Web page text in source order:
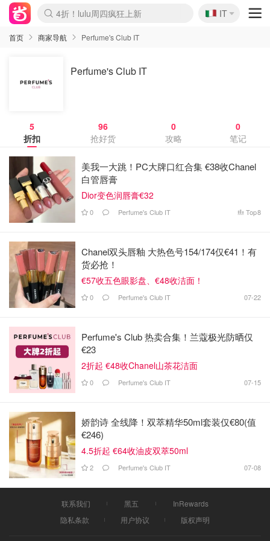
Boticinal 夏促开抢！
4折！lulu周四疯狂上新
速领！Stanley独家85折
Zalando 奥莱闪促！每日更新
🇮🇹
IT
首页 商家导航 Perfume's Club IT
Perfume's Club IT
5
折扣
96
抢好货
0
攻略
0
笔记
美我一大跳！PC大牌口红合集 €38收Chanel
白管唇膏
Dior变色润唇膏€32
0 Perfume's Club IT Top8
Chanel双头唇釉 大热色号154/174仅€41！有
货必抢！
€57收五色眼影盘、€48收洁面！
0 Perfume's Club IT 07-22
Perfume's Club 热卖合集！兰蔻极光防晒仅
€23
2折起 €48收Chanel山茶花洁面
0 Perfume's Club IT 07-15
娇韵诗 全线降！双萃精华50ml套装仅€80(值
€246)
4.5折起 €64收油皮双萃50ml
2 Perfume's Club IT 07-08
联系我们 黑五
InRewards
隐私条款
用户协议 版权声明